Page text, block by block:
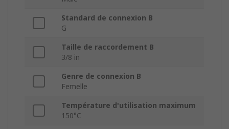
Standard de connexion B
G
Taille de raccordement B
3/8 in
Genre de connexion B
Femelle
Température d'utilisation maximum
150°C